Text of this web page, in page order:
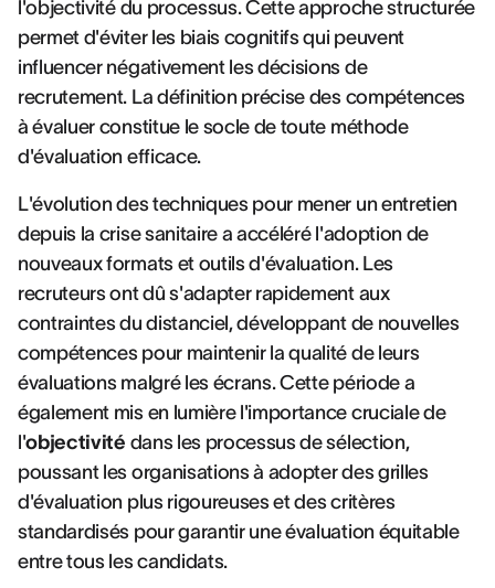
l'objectivité du processus. Cette approche structurée
permet d'éviter les biais cognitifs qui peuvent
influencer négativement les décisions de
recrutement. La définition précise des compétences
à évaluer constitue le socle de toute méthode
d'évaluation efficace.
L'évolution des techniques pour mener un entretien
depuis la crise sanitaire a accéléré l'adoption de
nouveaux formats et outils d'évaluation. Les
recruteurs ont dû s'adapter rapidement aux
contraintes du distanciel, développant de nouvelles
compétences pour maintenir la qualité de leurs
évaluations malgré les écrans. Cette période a
également mis en lumière l'importance cruciale de
l'objectivité dans les processus de sélection,
poussant les organisations à adopter des grilles
d'évaluation plus rigoureuses et des critères
standardisés pour garantir une évaluation équitable
entre tous les candidats.